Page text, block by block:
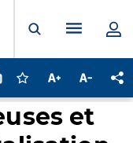
Ouvrir laMenu
Connectez-vous
Augmenter la
et